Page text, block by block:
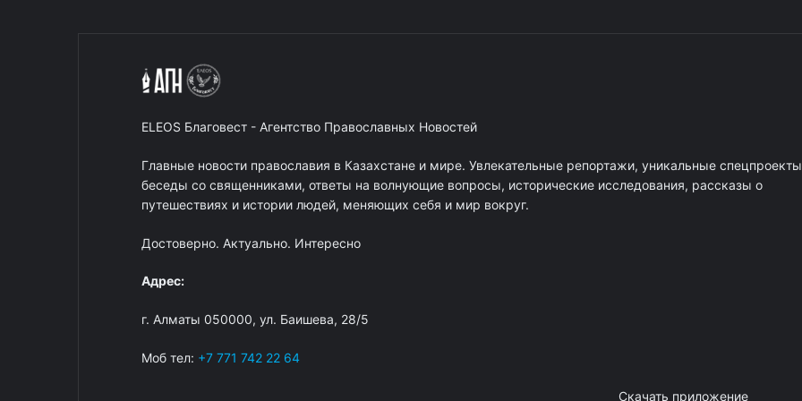
ELEOS Благовест - Агентство Православных Новостей
Главные новости православия в Казахстане и мире. Увлекательные репортажи, уникальные
беседы со священниками, ответы на волнующие вопросы, исторические исследования, рассказы о
путешествиях и истории людей, меняющих себя и мир вокруг.
Достоверно. Актуально. Интересно
Адрес:
г. Алматы 050000, ул. Баишева, 28/5
Моб тел: +7 771 742 22 64
Скачать приложение